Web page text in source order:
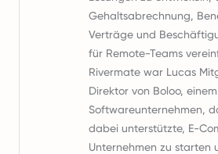
Gehaltsabrechnung,
Verträge und
für Remote-Teams
Rivermate war Lucas
Direktor von Boloo,
Softwareunternehmen,
dabei unterstützte, E-
Unternehmen zu starten